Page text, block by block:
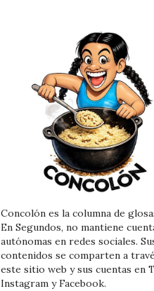
Concolón es la columna de
En Segundos, no mantiene
autónomas en redes sociales.
contenidos se comparten a
este sitio web y sus cuentas en
Instagram y Facebook.